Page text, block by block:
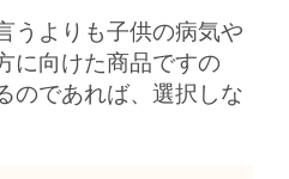
うよりも子供の病気や
に向けた商品ですの
のであれば、選択しな